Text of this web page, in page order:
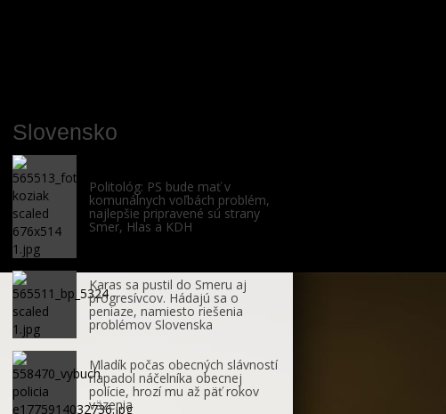
Slovensko
Politológ: PS bude mať v
komunálnych voľbách problém,
najlepšie pripravené sú strany
Smer, Hlas a KDH
Karas sa pustil do Smeru aj
progresívcov. Hádajú sa o
peniaze, namiesto riešenia
problémov Slovenska
Mladík počas obecných slávností
napadol náčelníka obecnej
polície, hrozí mu až päť rokov
väzenia